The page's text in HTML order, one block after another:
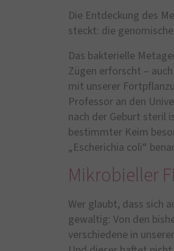
Die Entdeckung des
steckt: die
Das bakterielle
Zügen erforscht –
mit unserer
Professor an den
nach der Geburt steril
bestimmter Keim
„Escherichia coli“
Mikrobieller
Wer glaubt, dass sich
gewaltig: Von den
verschiedene in